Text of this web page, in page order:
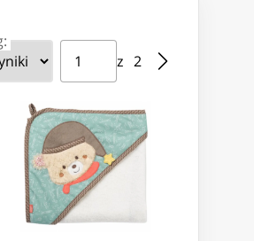
Strona ⁨1⁩ z ⁨2⁩
z ⁨2⁩
Przejdź do strony